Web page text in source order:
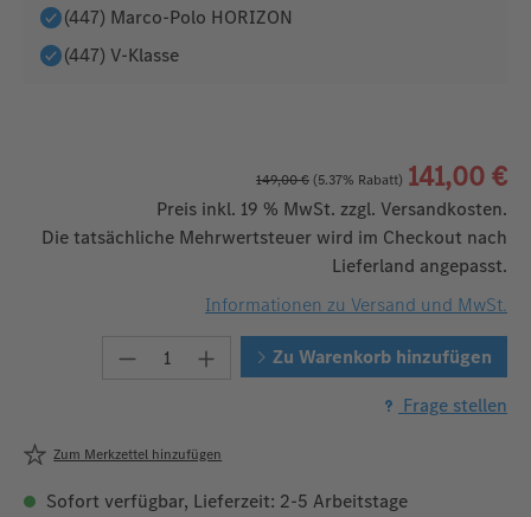
(447) Marco-Polo HORIZON
(447) V-Klasse
149,00 €(5.37% Rabatt) 141,00 €
Preis inkl. 19 % MwSt. zzgl. Versandkosten.
Die tatsächliche Mehrwertsteuer wird im Checkout nach
Lieferland angepasst.
Informationen zu Versand und MwSt.
Produkt Anzahl: Gib den
Zu Warenkorb hinzufügen
Frage stellen
Zum Merkzettel hinzufügen
Sofort verfügbar, Lieferzeit: 2-5 Arbeitstage